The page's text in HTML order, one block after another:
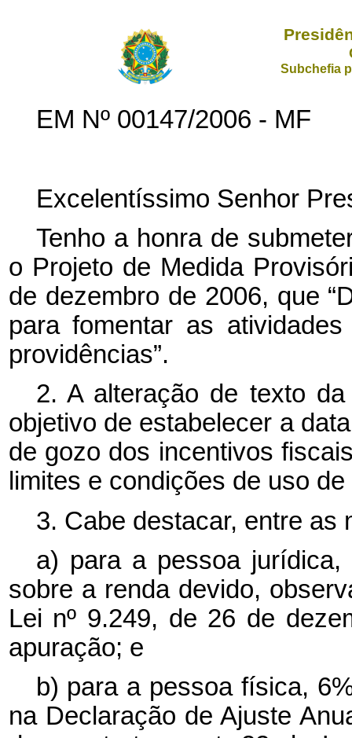
Subchefia
EM Nº 00147/2006 - MF
Excelentíssimo Senhor
Tenho a honra de
o Projeto de Medida
de dezembro de 2006, que
para fomentar as
providências”.
2. A alteração de texto
objetivo de estabelecer a
de gozo dos incentivos
limites e condições de uso
3. Cabe destacar, entre as
a) para a pessoa
sobre a renda devido,
Lei nº 9.249, de 26 de
apuração; e
b) para a pessoa física,
na Declaração de Ajuste